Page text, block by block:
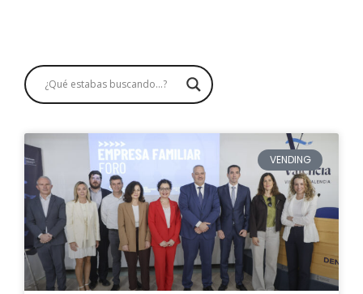
VENDING